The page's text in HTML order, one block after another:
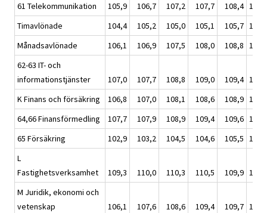
61 Telekommunikation
105,9 106,7 107,2 107,7 108,4
Timavlönade
104,4 105,2 105,0 105,1 105,7
Månadsavlönade
106,1 106,9 107,5 108,0 108,8
62-63 IT- och
informationstjänster
107,0 107,7 108,8 109,0 109,4
K Finans och försäkring
106,8 107,0 108,1 108,6 108,9
64,66 Finansförmedling
107,7 107,9 108,9 109,4 109,6
65 Försäkring
102,9 103,2 104,5 104,6 105,5
L
Fastighetsverksamhet
109,3 110,0 110,3 110,5 109,9
M Juridik, ekonomi och
vetenskap
106,1 107,6 108,6 109,4 109,7